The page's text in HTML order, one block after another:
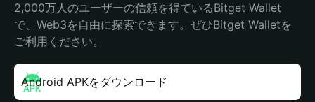
2,000万人のユーザーの信頼を得ているBitget Wallet
で、Web3を自由に探索できます。ぜひBitget Walletを
ご利用ください。
Android APKをダウンロード